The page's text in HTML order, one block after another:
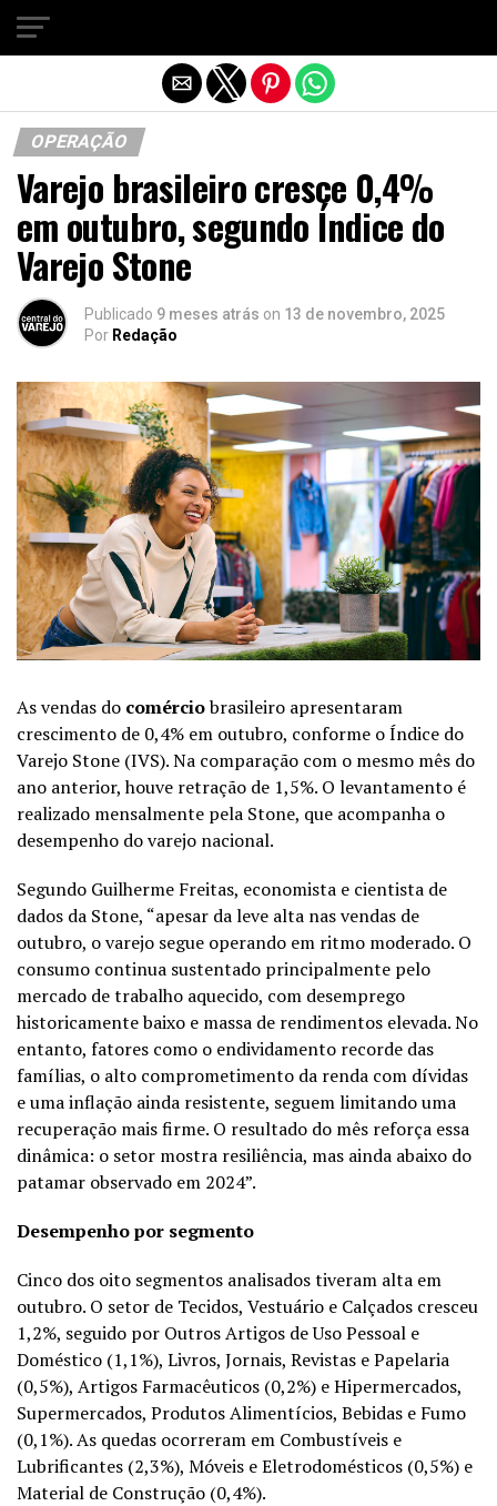
OPERAÇÃO
Varejo brasileiro cresce 0,4%
em outubro, segundo Índice do
Varejo Stone
Publicado 9 meses atrás on 13 de novembro, 2025
Por Redação
As vendas do comérciobrasileiro apresentaram
crescimento de 0,4% em outubro, conforme o Índice do
Varejo Stone (IVS). Na comparação com o mesmo mês do
ano anterior, houve retração de 1,5%. O levantamento é
realizado mensalmente pela Stone, que acompanha o
desempenho do varejo nacional.
Segundo Guilherme Freitas, economista e cientista de
dados da Stone, “apesar da leve alta nas vendas de
outubro, o varejo segue operando em ritmo moderado. O
consumo continua sustentado principalmente pelo
mercado de trabalho aquecido, com desemprego
historicamente baixo e massa de rendimentos elevada. No
entanto, fatores como o endividamento recorde das
famílias, o alto comprometimento da renda com dívidas
e uma inflação ainda resistente, seguem limitando uma
recuperação mais firme. O resultado do mês reforça essa
dinâmica: o setor mostra resiliência, mas ainda abaixo do
patamar observado em 2024”.
Desempenho por segmento
Cinco dos oito segmentos analisados tiveram alta em
outubro. O setor de Tecidos, Vestuário e Calçados cresceu
1,2%, seguido por Outros Artigos de Uso Pessoal e
Doméstico (1,1%), Livros, Jornais, Revistas e Papelaria
(0,5%), Artigos Farmacêuticos (0,2%) e Hipermercados,
Supermercados, Produtos Alimentícios, Bebidas e Fumo
(0,1%). As quedas ocorreram em Combustíveis e
Lubrificantes (2,3%), Móveis e Eletrodomésticos (0,5%) e
Material de Construção (0,4%).